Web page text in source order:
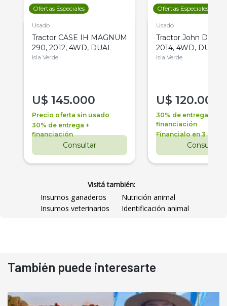
Ofertas Especiales
Usado
Tractor CASE IH MAGNUM
290, 2012, 4WD, DUAL
Isla Verde
U$ 145.000
Precio oferta sin usado
30% de entrega +
financiación
Consultar
Ofertas Especiales
Usado
Tractor John Deere
2014, 4WD, DUAL
Isla Verde
U$ 120.000
30% de entrega +
financiación
Financialo en 3 años
Consultar
Visitá también:
Insumos ganaderos
Nutrición animal
Insumos veterinarios
Identificación animal
También puede interesarte